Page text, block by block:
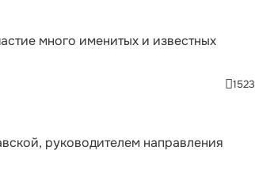
много именитых и известных
1523
руководителем направления